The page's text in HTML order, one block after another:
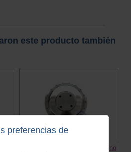
este producto también
Tambor de freno trasero Vespino
preferencias de